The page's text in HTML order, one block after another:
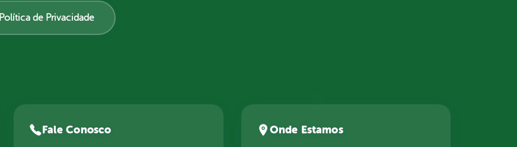
Política de Privacidade
Fale Conosco Onde Estamos